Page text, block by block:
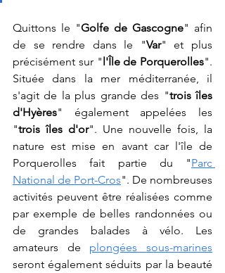
Quittons le "Golfe de Gascogne" afin
de se rendre dans le "Var" et plus
précisément sur "l'Île de Porquerolles".
Située dans la mer méditerranée, il
s'agit de la plus grande des "trois îles
d'Hyères" également appelées les
"trois îles d'or". Une nouvelle fois, la
nature est mise en avant car l'île de
Porquerolles fait partie du "Parc
National de Port-Cros". De nombreuses
activités peuvent être réalisées comme
par exemple de belles randonnées ou
de grandes balades à vélo. Les
amateurs de plongées sous-marines
seront également séduits par la beauté